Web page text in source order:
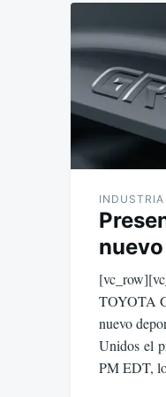
INDUSTRIA
TOYOTA
nuevo
Unidos el
PM EDT,